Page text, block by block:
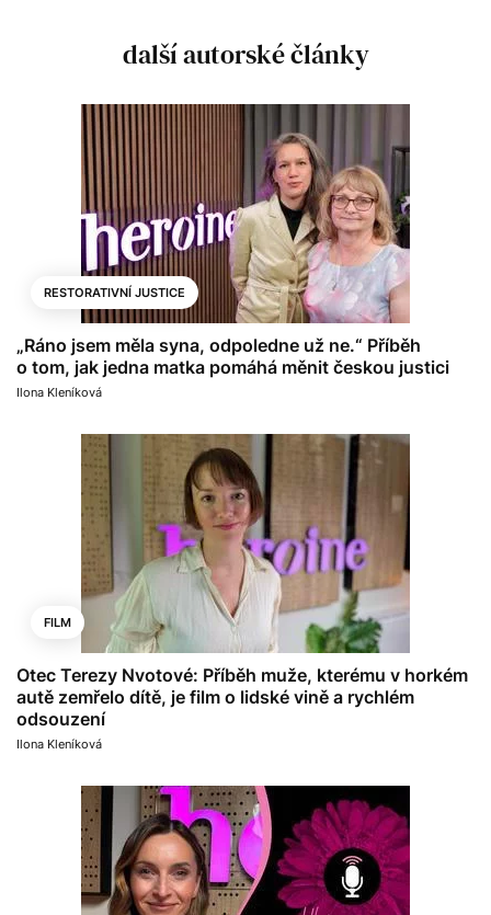
další autorské články
RESTORATIVNÍ JUSTICE
„Ráno jsem měla syna, odpoledne už ne.“ Příběh
o tom, jak jedna matka pomáhá měnit českou justici
Ilona Kleníková
FILM
Otec Terezy Nvotové: Příběh muže, kterému v horkém
autě zemřelo dítě, je film o lidské vině a rychlém
odsouzení
Ilona Kleníková